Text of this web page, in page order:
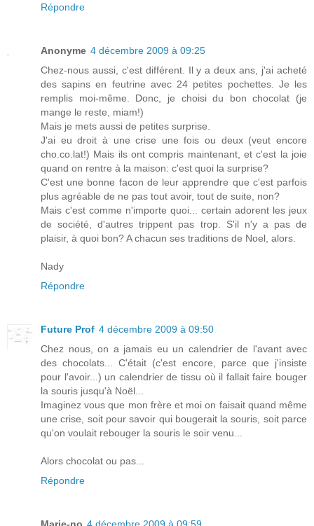
Répondre
Anonyme 4 décembre 2009 à 09:25
Chez-nous aussi, c'est différent. Il y a deux ans, j'ai acheté
des sapins en feutrine avec 24 petites pochettes. Je les
remplis moi-même. Donc, je choisi du bon chocolat (je
mange le reste, miam!)
Mais je mets aussi de petites surprise.
J'ai eu droit à une crise une fois ou deux (veut encore
cho.co.lat!) Mais ils ont compris maintenant, et c'est la joie
quand on rentre à la maison: c'est quoi la surprise?
C'est une bonne facon de leur apprendre que c'est parfois
plus agréable de ne pas tout avoir, tout de suite, non?
Mais c'est comme n'importe quoi... certain adorent les jeux
de société, d'autres trippent pas trop. S'il n'y a pas de
plaisir, à quoi bon? A chacun ses traditions de Noel, alors.
Nady
Répondre
Future Prof 4 décembre 2009 à 09:50
Chez nous, on a jamais eu un calendrier de l'avant avec
des chocolats... C'était (c'est encore, parce que j'insiste
pour l'avoir...) un calendrier de tissu où il fallait faire bouger
la souris jusqu'à Noël...
Imaginez vous que mon frère et moi on faisait quand même
une crise, soit pour savoir qui bougerait la souris, soit parce
qu'on voulait rebouger la souris le soir venu...
Alors chocolat ou pas...
Répondre